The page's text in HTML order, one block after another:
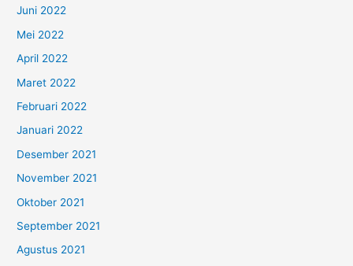
Juni 2022
Mei 2022
April 2022
Maret 2022
Februari 2022
Januari 2022
Desember 2021
November 2021
Oktober 2021
September 2021
Agustus 2021